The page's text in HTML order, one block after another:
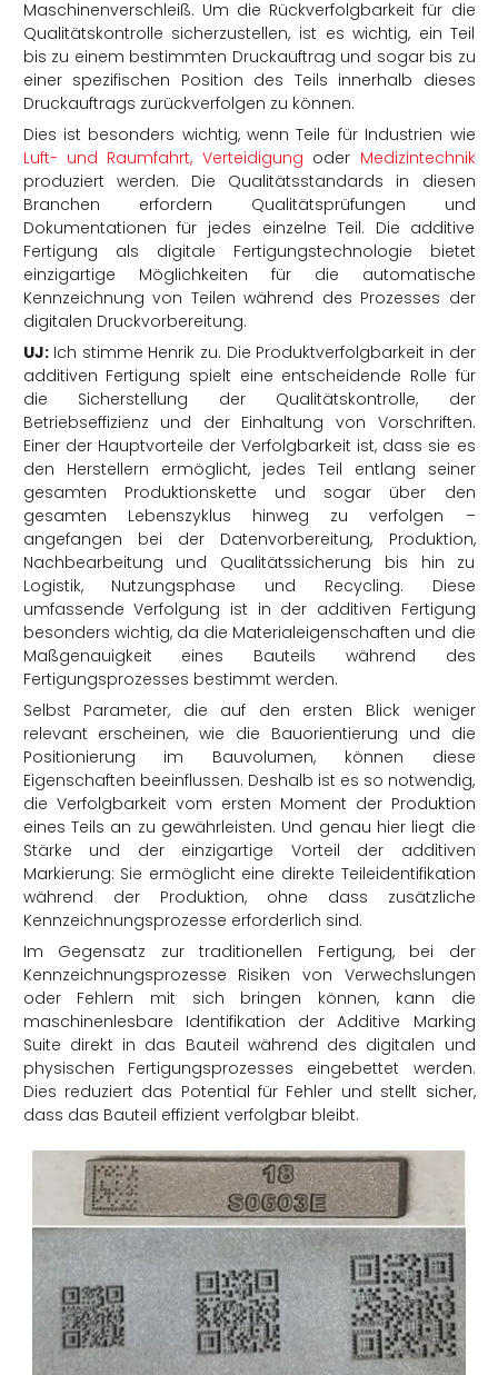
Maschinenverschleiß. Um die Rückverfolgbarkeit für die
Qualitätskontrolle sicherzustellen, ist es wichtig, ein Teil
bis zu einem bestimmten Druckauftrag und sogar bis zu
einer spezifischen Position des Teils innerhalb dieses
Druckauftrags zurückverfolgen zu können.
Dies ist besonders wichtig, wenn Teile für Industrien wie
Luft- und Raumfahrt, Verteidigung oder Medizintechnik
produziert werden. Die Qualitätsstandards in diesen
Branchen erfordern Qualitätsprüfungen und
Dokumentationen für jedes einzelne Teil. Die additive
Fertigung als digitale Fertigungstechnologie bietet
einzigartige Möglichkeiten für die automatische
Kennzeichnung von Teilen während des Prozesses der
digitalen Druckvorbereitung.
UJ:Ich stimme Henrik zu. Die Produktverfolgbarkeit in der
additiven Fertigung spielt eine entscheidende Rolle für
die Sicherstellung der Qualitätskontrolle, der
Betriebseffizienz und der Einhaltung von Vorschriften.
Einer der Hauptvorteile der Verfolgbarkeit ist, dass sie es
den Herstellern ermöglicht, jedes Teil entlang seiner
gesamten Produktionskette und sogar über den
gesamten Lebenszyklus hinweg zu verfolgen –
angefangen bei der Datenvorbereitung, Produktion,
Nachbearbeitung und Qualitätssicherung bis hin zu
Logistik, Nutzungsphase und Recycling. Diese
umfassende Verfolgung ist in der additiven Fertigung
besonders wichtig, da die Materialeigenschaften und die
Maßgenauigkeit eines Bauteils während des
Fertigungsprozesses bestimmt werden.
Selbst Parameter, die auf den ersten Blick weniger
relevant erscheinen, wie die Bauorientierung und die
Positionierung im Bauvolumen, können diese
Eigenschaften beeinflussen. Deshalb ist es so notwendig,
die Verfolgbarkeit vom ersten Moment der Produktion
eines Teils an zu gewährleisten. Und genau hier liegt die
Stärke und der einzigartige Vorteil der additiven
Markierung: Sie ermöglicht eine direkte Teileidentifikation
während der Produktion, ohne dass zusätzliche
Kennzeichnungsprozesse erforderlich sind.
Im Gegensatz zur traditionellen Fertigung, bei der
Kennzeichnungsprozesse Risiken von Verwechslungen
oder Fehlern mit sich bringen können, kann die
maschinenlesbare Identifikation der Additive Marking
Suite direkt in das Bauteil während des digitalen und
physischen Fertigungsprozesses eingebettet werden.
Dies reduziert das Potential für Fehler und stellt sicher,
dass das Bauteil effizient verfolgbar bleibt.